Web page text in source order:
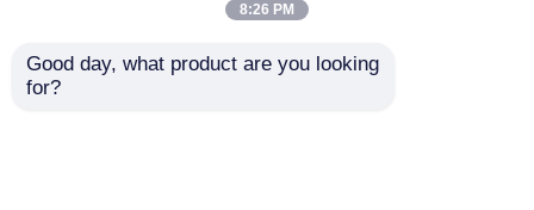
मजबूत पूर्ण नीले रंग की पहेली
8:26 PM
Good day, what product are you looking
for?